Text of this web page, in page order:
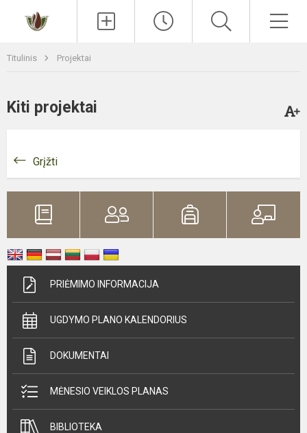
Titulinis Projektai
Kiti projektai
Grįžti
PRIĖMIMO INFORMACIJA
UGDYMO PLANO KALENDORIUS
DOKUMENTAI
MĖNESIO VEIKLOS PLANAS
BIBLIOTEKA